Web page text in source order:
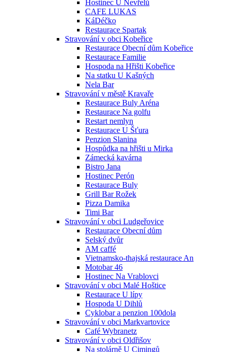
Hostinec U Nevřelů
CAFE LUKAS
KáDéčko
Restaurace Spartak
Stravování v obci Kobeřice
Restaurace Obecní dům Kobeřice
Restaurace Familie
Hospoda na Hřišti Kobeřice
Na statku U Kašných
Nela Bar
Stravování v městě Kravaře
Restaurace Buly Aréna
Restaurace Na golfu
Restart nemlyn
Restaurace U Šťura
Penzion Slanina
Hospůdka na hřišti u Mirka
Zámecká kavárna
Bistro Jana
Hostinec Perón
Restaurace Buly
Grill Bar Rožek
Pizza Damika
Timi Bar
Stravování v obci Ludgeřovice
Restaurace Obecní dům
Selský dvůr
AM caffé
Vietnamsko-thajská restaurace An
Motobar 46
Hostinec Na Vrablovci
Stravování v obci Malé Hoštice
Restaurace U lípy
Hospoda U Dihlů
Cyklobar a penzion 100dola
Stravování v obci Markvartovice
Café Wybranetz
Stravování v obci Oldřišov
Na stolárně U Cimingů